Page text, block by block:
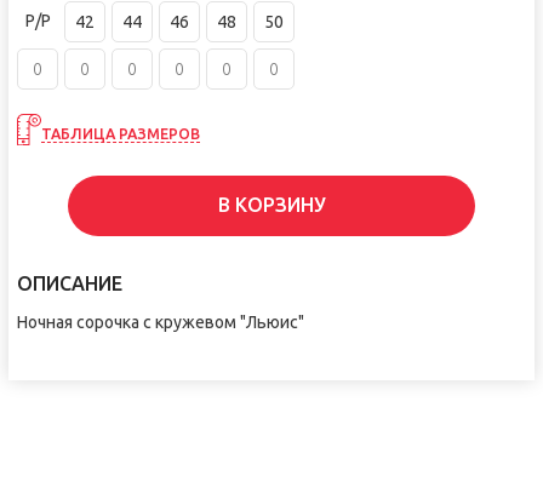
Р/Р 42 44 46 48 50
ТАБЛИЦА РАЗМЕРОВ
В КОРЗИНУ
ОПИСАНИЕ
Ночная сорочка с кружевом "Льюис"